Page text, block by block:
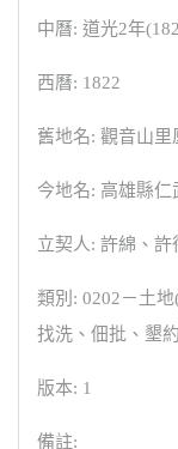
中曆: 道光2年
西曆: 1822
舊地名: 觀音山
今地名: 高雄縣仁
立契人: 許綿、許
類別: 0202－土
找洗、佃批、墾
版本: 1
備註: